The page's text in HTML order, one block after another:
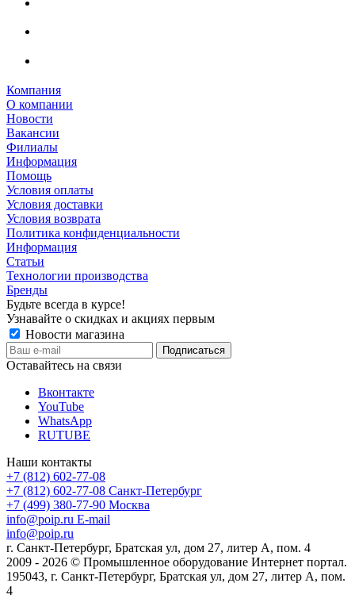
Компания
О компании
Новости
Вакансии
Филиалы
Информация
Помощь
Условия оплаты
Условия доставки
Условия возврата
Политика конфиденциальности
Информация
Статьи
Технологии производства
Бренды
Будьте всегда в курсе!
Узнавайте о скидках и акциях первым
Новости магазина
Оставайтесь на связи
Вконтакте
YouTube
WhatsApp
RUTUBE
Наши контакты
+7 (812) 602-77-08
+7 (812) 602-77-08 Санкт-Петербург
+7 (499) 380-77-90 Москва
info@poip.ru E-mail
info@poip.ru
г. Санкт-Петербург, Братская ул, дом 27, литер А, пом. 4
2009 - 2026 © Промышленное оборудование Интернет портал.
195043, г. Санкт-Петербург, Братская ул, дом 27, литер А, пом.
4